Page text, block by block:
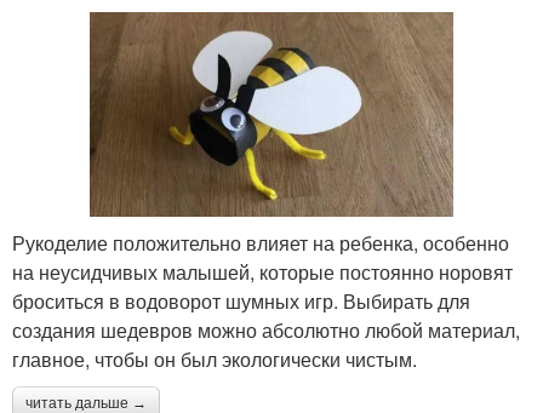
Рукоделие положительно влияет на ребенка, особенно
на неусидчивых малышей, которые постоянно норовят
броситься в водоворот шумных игр. Выбирать для
создания шедевров можно абсолютно любой материал,
главное, чтобы он был экологически чистым.
читать дальше →